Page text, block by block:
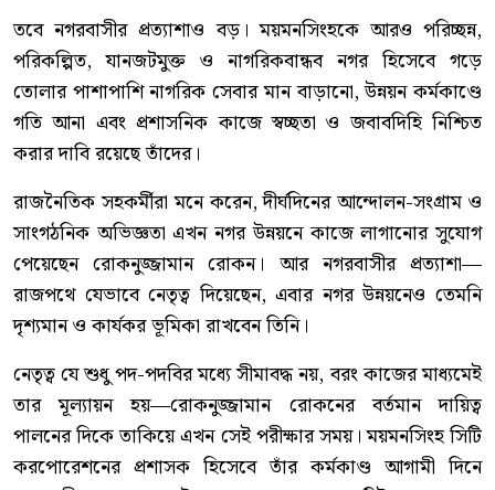
তবে নগরবাসীর প্রত্যাশাও বড়। ময়মনসিংহকে আরও পরিচ্ছন্ন,
পরিকল্পিত, যানজটমুক্ত ও নাগরিকবান্ধব নগর হিসেবে গড়ে
তোলার পাশাপাশি নাগরিক সেবার মান বাড়ানো, উন্নয়ন কর্মকাণ্ডে
গতি আনা এবং প্রশাসনিক কাজে স্বচ্ছতা ও জবাবদিহি নিশ্চিত
করার দাবি রয়েছে তাঁদের।
রাজনৈতিক সহকর্মীরা মনে করেন, দীর্ঘদিনের আন্দোলন-সংগ্রাম ও
সাংগঠনিক অভিজ্ঞতা এখন নগর উন্নয়নে কাজে লাগানোর সুযোগ
পেয়েছেন রোকনুজ্জামান রোকন। আর নগরবাসীর প্রত্যাশা—
রাজপথে যেভাবে নেতৃত্ব দিয়েছেন, এবার নগর উন্নয়নেও তেমনি
দৃশ্যমান ও কার্যকর ভূমিকা রাখবেন তিনি।
নেতৃত্ব যে শুধু পদ-পদবির মধ্যে সীমাবদ্ধ নয়, বরং কাজের মাধ্যমেই
তার মূল্যায়ন হয়—রোকনুজ্জামান রোকনের বর্তমান দায়িত্ব
পালনের দিকে তাকিয়ে এখন সেই পরীক্ষার সময়। ময়মনসিংহ সিটি
করপোরেশনের প্রশাসক হিসেবে তাঁর কর্মকাণ্ড আগামী দিনে